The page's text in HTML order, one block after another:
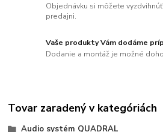
Objednávku si môžete
predajni.
Vaše produkty Vám dodáme
Dodanie a montáž je možné
Tovar zaradený v kategóriách
Audio systém QUADRAL